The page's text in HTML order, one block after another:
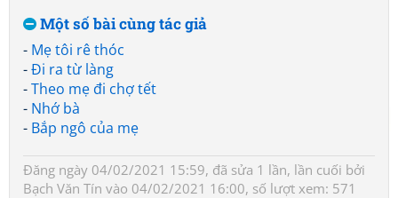
Một số bài cùng tác giả
- Mẹ tôi rê thóc
-Đi ra từ làng
-Theo mẹ đi chợ tết
- Nhớ bà
- Bắp ngô của mẹ
Đăng ngày 04/02/2021 15:59, đã sửa 1 lần, lần cuối bởi
Bạch Văn Tín vào 04/02/2021 16:00, số lượt xem: 571